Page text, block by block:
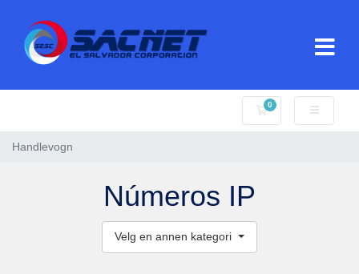
0
Handlevogn
Handlevogn
Números IP
Velg en annen kategori